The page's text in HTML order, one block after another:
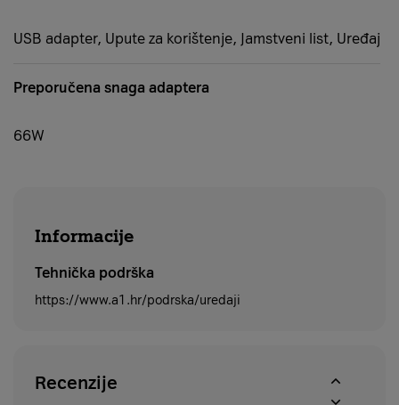
USB adapter, Upute za korištenje, Jamstveni list, Uređaj
Preporučena snaga adaptera
66W
Informacije
Tehnička podrška
https://www.a1.hr/podrska/uredaji
Recenzije